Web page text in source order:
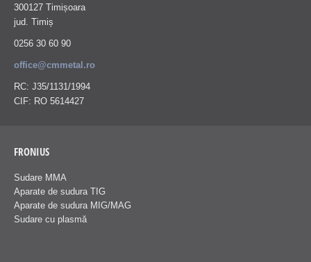
300127 Timișoara
jud. Timiș
0256 30 60 90
office@cmmetal.ro
RC: J35/1131/1994
CIF: RO 5614427
FRONIUS
Sudare MMA
Aparate de sudura TIG
Aparate de sudura MIG/MAG
Sudare cu plasmă